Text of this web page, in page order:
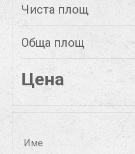
Чиста площ
Обща площ
Цена